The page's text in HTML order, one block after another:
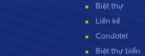
Biệt thự
Liền kề
Condotel
Biệt thự biển